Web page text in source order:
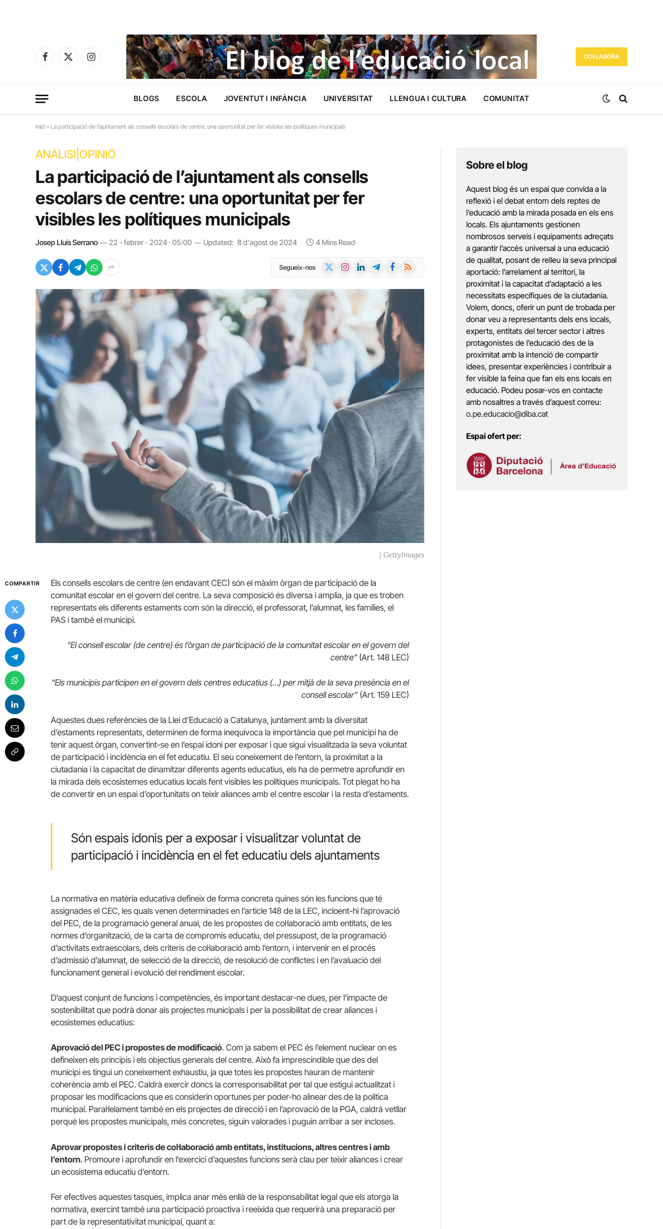
Facebook
X
Instagram
COL·LABORA
BLOGS ESCOLA JOVENTUT I INFÀNCIA UNIVERSITAT LLENGUA I CULTURA COMUNITAT
Inici » La participació de l’ajuntament als consells escolars de centre: una oportunitat per fer visibles les polítiques municipals
ANÀLISI|OPINIÓ
La participació de l’ajuntament als consells
escolars de centre: una oportunitat per fer
visibles les polítiques municipals
Josep Lluís Serrano 22 - febrer - 2024 · 05:00 Updated: 8 d'agost de 2024 4 Mins Read
Segueix-nos InstagramLinkedInTelegramFacebook
RSS
| GettyImages
COMPARTIR
Els consells escolars de centre (en endavant CEC) són el màxim òrgan de participació de la
comunitat escolar en el govern del centre. La seva composició és diversa i amplia, ja que es troben
representats els diferents estaments com són la direcció, el professorat, l’alumnat, les famílies, el
PAS i també el municipi.
“El consell escolar (de centre) és l’òrgan de participació de la comunitat escolar en el govern del
centre”(Art. 148 LEC)
“Els municipis participen en el govern dels centres educatius (…) per mitjà de la seva presència en el
consell escolar”(Art. 159 LEC)
Aquestes dues referències de la Llei d’Educació a Catalunya, juntament amb la diversitat
d’estaments representats, determinen de forma inequívoca la importància que pel municipi ha de
tenir aquest òrgan, convertint-se en l’espai idoni per exposar i que sigui visualitzada la seva voluntat
de participació i incidència en el fet educatiu. El seu coneixement de l’entorn, la proximitat a la
ciutadania i la capacitat de dinamitzar diferents agents educatius, els ha de permetre aprofundir en
la mirada dels ecosistemes educatius locals fent visibles les polítiques municipals. Tot plegat ho ha
de convertir en un espai d’oportunitats on teixir aliances amb el centre escolar i la resta d’estaments.
Són espais idonis per a exposar i visualitzar voluntat de
participació i incidència en el fet educatiu dels ajuntaments
La normativa en matèria educativa defineix de forma concreta quines són les funcions que té
assignades el CEC, les quals venen determinades en l’article 148 de la LEC, incloent-hi l’aprovació
del PEC, de la programació general anual, de les propostes de col·laboració amb entitats, de les
normes d’organització, de la carta de compromís educatiu, del pressupost, de la programació
d’activitats extraescolars, dels criteris de col·laboració amb l’entorn, i intervenir en el procés
d’admissió d’alumnat, de selecció de la direcció, de resolució de conflictes i en l’avaluació del
funcionament general i evolució del rendiment escolar.
D’aquest conjunt de funcions i competències, és important destacar-ne dues, per l’impacte de
sostenibilitat que podrà donar als projectes municipals i per la possibilitat de crear aliances i
ecosistemes educatius:
Aprovació del PEC i propostes de modificació. Com ja sabem el PEC és l’element nuclear on es
defineixen els principis i els objectius generals del centre. Això fa imprescindible que des del
municipi es tingui un coneixement exhaustiu, ja que totes les propostes hauran de mantenir
coherència amb el PEC. Caldrà exercir doncs la corresponsabilitat per tal que estigui actualitzat i
proposar les modificacions que es considerin oportunes per poder-ho alinear des de la política
municipal. Paral·lelament també en els projectes de direcció i en l’aprovació de la PGA, caldrà vetllar
perquè les propostes municipals, més concretes, siguin valorades i puguin arribar a ser incloses.
Aprovar propostes i criteris de col·laboració amb entitats, institucions, altres centres i amb
l’entorn. Promoure i aprofundir en l’exercici d’aquestes funcions serà clau per teixir aliances i crear
un ecosistema educatiu d’entorn.
Fer efectives aquestes tasques, implica anar més enllà de la responsabilitat legal que els atorga la
normativa, exercint també una participació proactiva i reeixida que requerirà una preparació per
part de la representativitat municipal, quant a:
Sobre el blog
Aquest blog és un espai que convida a la
reflexió i el debat entorn dels reptes de
l’educació amb la mirada posada en els ens
locals. Els ajuntaments gestionen
nombrosos serveis i equipaments adreçats
a garantir l’accés universal a una educació
de qualitat, posant de relleu la seva principal
aportació: l’arrelament al territori, la
proximitat i la capacitat d’adaptació a les
necessitats específiques de la ciutadania.
Volem, doncs, oferir un punt de trobada per
donar veu a representants dels ens locals,
experts, entitats del tercer sector i altres
protagonistes de l’educació des de la
proximitat amb la intenció de compartir
idees, presentar experiències i contribuir a
fer visible la feina que fan els ens locals en
educació. Podeu posar-vos en contacte
amb nosaltres a través d’aquest correu:
o.pe.educacio@diba.cat
Espai ofert per: